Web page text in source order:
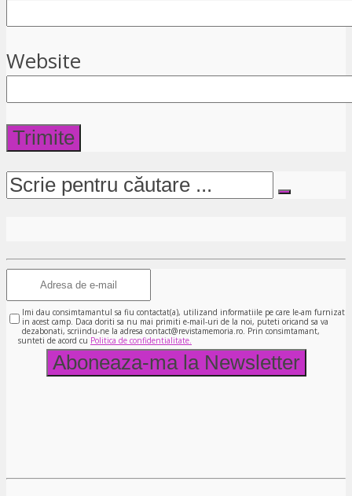
Website
Imi dau consimtamantul sa fiu contactat(a), utilizand informatiile pe care le-am furnizat
in acest camp. Daca doriti sa nu mai primiti e-mail-uri de la noi, puteti oricand sa va
dezabonati, scriindu-ne la adresa contact@revistamemoria.ro. Prin consimtamant,
sunteti de acord cu Politica de confidentialitate.